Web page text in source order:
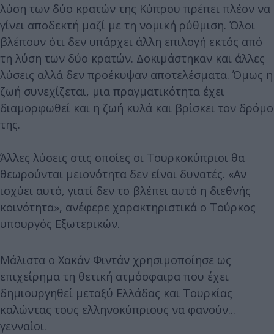
λύση των δύο κρατών της Κύπρου πρέπει πλέον να
γίνει αποδεκτή μαζί με τη νομική ρύθμιση. Όλοι
βλέπουν ότι δεν υπάρχει άλλη επιλογή εκτός από
τη λύση των δύο κρατών. Δοκιμάστηκαν και άλλες
λύσεις αλλά δεν προέκυψαν αποτελέσματα. Όμως η
ζωή συνεχίζεται, μια πραγματικότητα έχει
διαμορφωθεί και η ζωή κυλά και βρίσκει τον δρόμο
της.
Άλλες λύσεις στις οποίες οι Τουρκοκύπριοι θα
θεωρούνται μειονότητα δεν είναι δυνατές. «Αν
ισχύει αυτό, γιατί δεν το βλέπει αυτό η διεθνής
κοινότητα», ανέφερε χαρακτηριστικά ο Τούρκος
υπουργός Εξωτερικών.
Μάλιστα ο Χακάν Φιντάν χρησιμοποίησε ως
επιχείρημα τη θετική ατμόσφαιρα που έχει
δημιουργηθεί μεταξύ Ελλάδας και Τουρκίας
καλώντας τους ελληνοκύπριους να φανούν...
γενναίοι.